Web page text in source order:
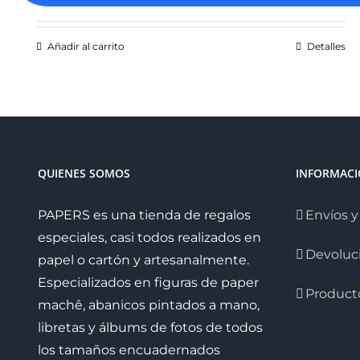
precio
original
era:
precio
actual
es:
Añadir al carrito Detalles
QUIENES SOMOS
PAPERS es una tienda de regalos
especiales, casi todos realizados en
papel o cartón y artesanalmente.
Especializados en figuras de paper
machê, abanicos pintados a mano,
libretas y álbums de fotos de todos
los tamaños encuadernados
Envíos